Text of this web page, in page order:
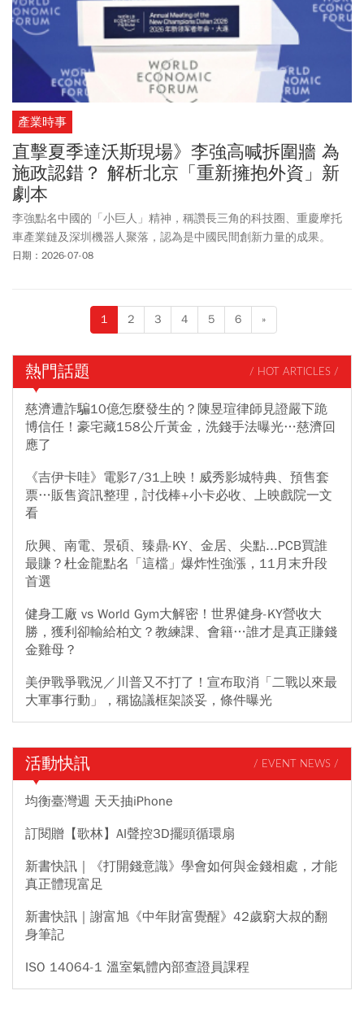
產業時事
直擊夏季達沃斯現場》李強高喊拆圍牆 為
施政認錯？ 解析北京「重新擁抱外資」新
劇本
李強點名中國的「小巨人」精神，稱讚長三角的科技圈、重慶摩托
車產業鏈及深圳機器人聚落，認為是中國民間創新力量的成果。
日期：2026-07-08
1 2 3 4 5 6 »
熱門話題 / HOT ARTICLES /
慈濟遭詐騙10億怎麼發生的？陳昱瑄律師見證嚴下跪
博信任！豪宅藏158公斤黃金，洗錢手法曝光…慈濟回
應了
《吉伊卡哇》電影7/31上映！威秀影城特典、預售套
票…販售資訊整理，討伐棒+小卡必收、上映戲院一文
看
欣興、南電、景碩、臻鼎-KY、金居、尖點...PCB買誰
最賺？杜金龍點名「這檔」爆炸性強漲，11月末升段
首選
健身工廠 vs World Gym大解密！世界健身-KY營收大
勝，獲利卻輸給柏文？教練課、會籍…誰才是真正賺錢
金雞母？
美伊戰爭戰況／川普又不打了！宣布取消「二戰以來最
大軍事行動」，稱協議框架談妥，條件曝光
活動快訊 / EVENT NEWS /
均衡臺灣週 天天抽iPhone
訂閱贈【歌林】AI聲控3D擺頭循環扇
新書快訊｜《打開錢意識》學會如何與金錢相處，才能
真正體現富足
新書快訊｜謝富旭《中年財富覺醒》42歲窮大叔的翻
身筆記
ISO 14064-1 溫室氣體內部查證員課程